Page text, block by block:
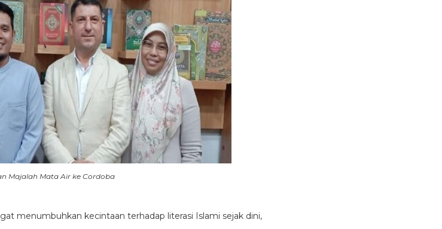
Majalah Mata Air ke Cordoba
menumbuhkan kecintaan terhadap literasi Islami sejak dini,